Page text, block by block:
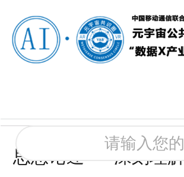
思想论述 深刻理解